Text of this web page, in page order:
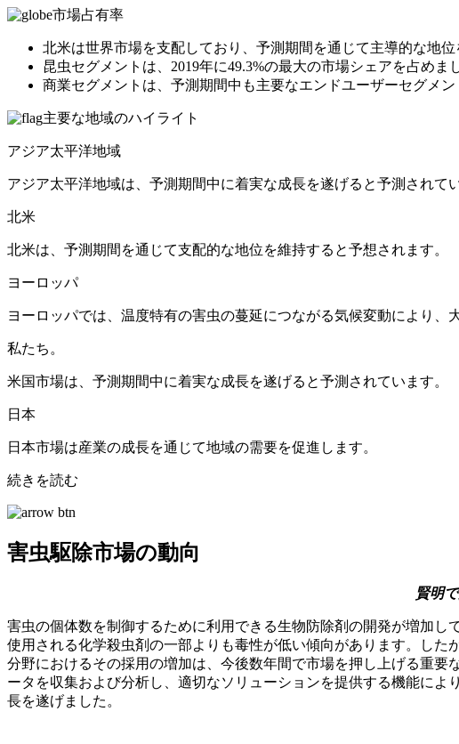
市場占有率
北米は世界市場を支配しており、予測期間を通じて主導的な地位
昆虫セグメントは、2019年に49.3%の最大の市場シェアを占めま
商業セグメントは、予測期間中も主要なエンドユーザーセグメン
主要な地域のハイライト
アジア太平洋地域
アジア太平洋地域は、予測期間中に着実な成長を遂げると予測されてい
北米
北米は、予測期間を通じて支配的な地位を維持すると予想されます。
ヨーロッパ
ヨーロッパでは、温度特有の害虫の蔓延につながる気候変動により、
私たち。
米国市場は、予測期間中に着実な成長を遂げると予測されています。
日本
日本市場は産業の成長を通じて地域の需要を促進します。
続きを読む
害虫駆除市場の動向
賢明
害虫の個体数を制御するために利用できる生物防除剤の開発が増加
使用される化学殺虫剤の一部よりも毒性が低い傾向があります。し
分野におけるその採用の増加は、今後数年間で市場を押し上げる重要
ータを収集および分析し、適切なソリューションを提供する機能によ
長を遂げました。